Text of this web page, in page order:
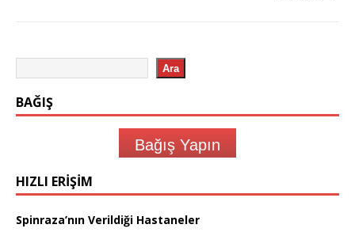
Ara
BAĞIŞ
Bağış Yapın
HIZLI ERIŞIM
Spinraza’nın Verildiği Hastaneler